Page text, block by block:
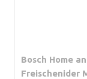
Bosch Home
Freischenider